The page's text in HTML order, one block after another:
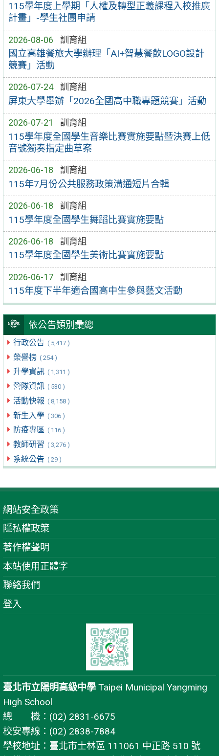
115學年度上學期「人權及轉型正義課程入校推廣
計畫」-學生社團申請
2026-08-06 訓育組
國立高雄餐旅大學辦理「AI+智慧餐飲LOGO設計
競賽」活動
2026-07-24 訓育組
屏東大學舉辦「2026全國高中職專題競賽」活動
2026-07-21 訓育組
115學年度全國學生音樂比賽實施要點暨決賽上低
音號獨奏指定曲草案
2026-06-18 訓育組
115年7月份公共服務政策溝通短片合輯
2026-06-18 訓育組
115學年度全國學生舞蹈比賽實施要點
2026-06-18 訓育組
115學年度全國學生美術比賽實施要點
2026-06-17 訓育組
115年度下半年適合國高中生參與藝文活動
依公告類別彙總
行政公告 ( 5,417 )
榮譽榜 ( 254 )
升學資訊 ( 1,311 )
營隊資訊 ( 530 )
活動快報 ( 8,158 )
新生入學 ( 306 )
防疫專區 ( 116 )
教師研習 ( 3,276 )
系統公告 ( 29 )
網站安全政策
隱私權政策
著作權聲明
本站使用正體字
聯絡我們
登入
臺北市立陽明高級中學 Taipei Municipal Yangming
High School
總 機：(02) 2831-6675
校安專線：(02) 2838-7884
學校地址：臺北市士林區 111061 中正路 510 號